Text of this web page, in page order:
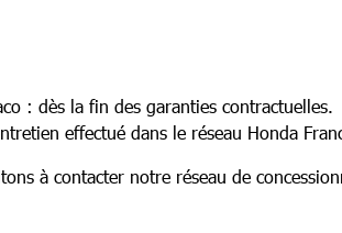
: dès la fin des garanties contractuelles.
effectué dans le réseau Honda
à contacter notre réseau de